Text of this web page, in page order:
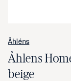
Åhléns
Åhlens
beige